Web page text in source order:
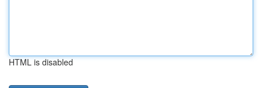
HTML is disabled